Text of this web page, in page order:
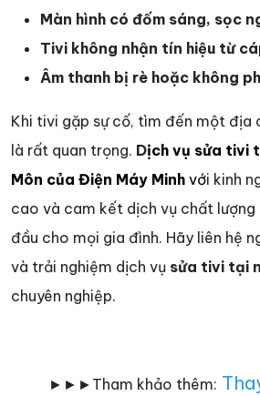
Màn hình có đốm sáng, sọc
Tivi không nhận tín hiệu từ
Âm thanh bị rè hoặc không
Khi tivi gặp sự cố, tìm đến một địa
là rất quan trọng. Dịch vụ sửa tivi
Môn của Điện Máy Minh với kinh
cao và cam kết dịch vụ chất lượng
đầu cho mọi gia đình. Hãy liên hệ
và trải nghiệm dịch vụ sửa tivi tại
chuyên nghiệp.
►►►Tham khảo thêm: